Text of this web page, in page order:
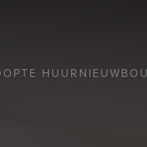
TE HUUR